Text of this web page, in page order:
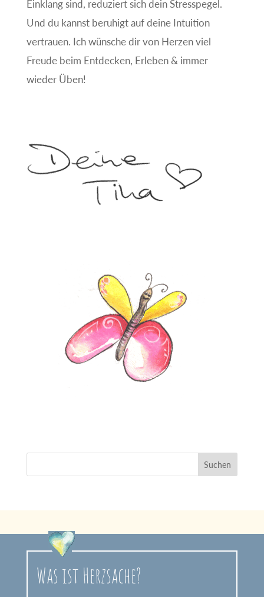
Einklang sind, reduziert sich dein Stresspegel.
Und du kannst beruhigt auf deine Intuition
vertrauen. Ich wünsche dir von Herzen viel
Freude beim Entdecken, Erleben & immer
wieder Üben!
Was ist Herzsache?